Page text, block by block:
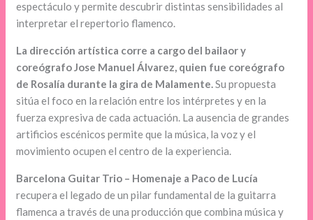
espectáculo y permite descubrir distintas sensibilidades al
interpretar el repertorio flamenco.
La dirección artística corre a cargo del bailaor y
coreógrafo Jose Manuel Álvarez, quien fue coreógrafo
de Rosalía durante la gira de Malamente.Su propuesta
sitúa el foco en la relación entre los intérpretes y en la
fuerza expresiva de cada actuación. La ausencia de grandes
artificios escénicos permite que la música, la voz y el
movimiento ocupen el centro de la experiencia.
Barcelona Guitar Trio – Homenaje a Paco de Lucía
recupera el legado de un pilar fundamental de la guitarra
flamenca a través de una producción que combina música y